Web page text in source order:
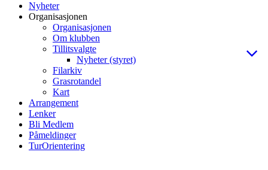
Nyheter
Organisasjonen
Organisasjonen
Om klubben
Tillitsvalgte
Nyheter (styret)
Filarkiv
Grasrotandel
Kart
Arrangement
Lenker
Bli Medlem
Påmeldinger
TurOrientering